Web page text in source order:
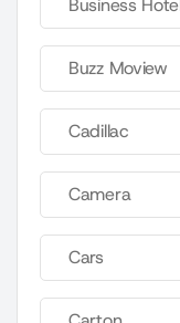
Buzz Moview
Cadillac
Camera
Cars